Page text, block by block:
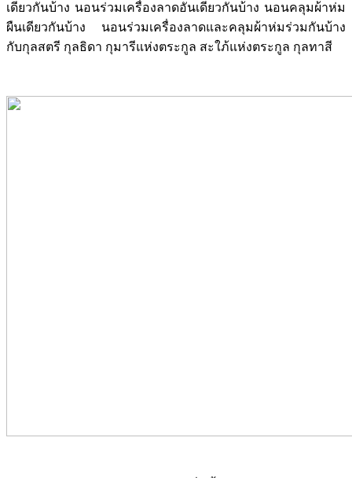
เดียวกันบ้าง นอนร่วมเครื่องลาดอันเดียวกันบ้าง นอนคลุมผ้าห่ม
ผืนเดียวกันบ้าง นอนร่วมเครื่องลาดและคลุมผ้าห่มร่วมกันบ้าง
กับกุลสตรี กุลธิดา กุมารีแห่งตระกูล สะใภ้แห่งตระกูล กุลทาสี